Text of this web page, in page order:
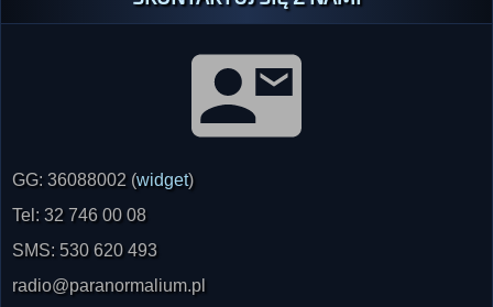
GG: 36088002 (widget)
Tel: 32 746 00 08
SMS: 530 620 493
radio@paranormalium.pl